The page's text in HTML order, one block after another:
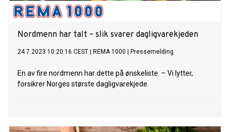
Nordmenn har talt – slik svarer dagligvarekjeden
24.7.2023 10:20:16 CEST REMA 1000 Pressemelding
En av fire nordmenn har dette på ønskeliste. – Vi lytter,
forsikrer Norges største dagligvarekjede.